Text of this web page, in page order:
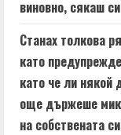
виновно, сякаш
Станах толкова
като
като че ли някой
още държеше
на собствената